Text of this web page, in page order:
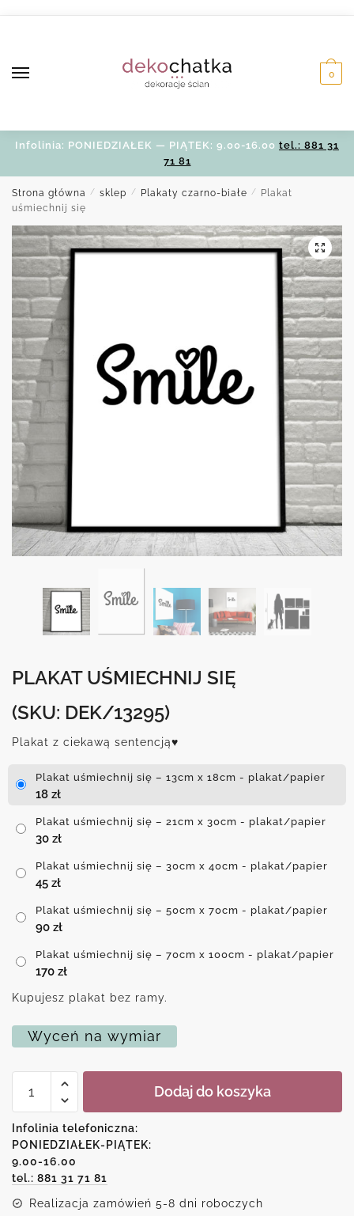
0
Infolinia: PONIEDZIAŁEK — PIĄTEK: 9.00-16.00 tel.: 881 31
71 81
Strona główna / sklep / Plakaty czarno-białe /
Plakat
uśmiechnij się
PLAKAT UŚMIECHNIJ SIĘ
(SKU: DEK/13295)
Plakat z ciekawą sentencją♥
Plakat uśmiechnij się – 13cm x 18cm - plakat/papier
18 zł
Plakat uśmiechnij się – 21cm x 30cm - plakat/papier
30 zł
Plakat uśmiechnij się – 30cm x 40cm - plakat/papier
45 zł
Plakat uśmiechnij się – 50cm x 70cm - plakat/papier
90 zł
Plakat uśmiechnij się – 70cm x 100cm - plakat/papier
170 zł
Kupujesz plakat bez ramy.
Wyceń na wymiar
Plakat
uśmiechnij
się
Dodaj do koszyka
Infolinia telefoniczna:
PONIEDZIAŁEK-PIĄTEK:
9.00-16.00
tel.: 881 31 71 81
Realizacja zamówień 5-8 dni roboczych